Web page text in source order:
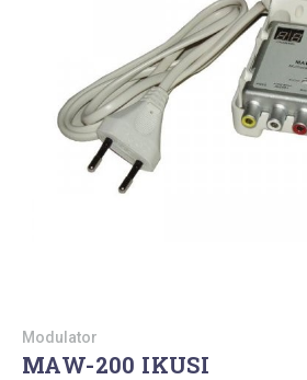
Modulator
MAW-200 IKUSI